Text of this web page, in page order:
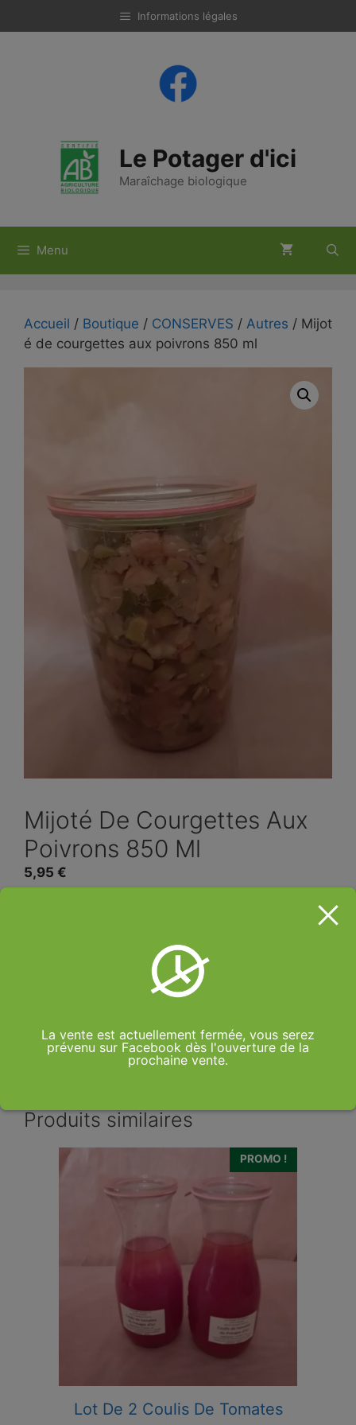
au
Informations légales
Le Potager d'ici
Maraîchage biologique
Menu
Accueil / Boutique / CONSERVES / Autres / Mijot
é de courgettes aux poivrons 850 ml
Mijoté De Courgettes Aux
Poivrons 850 Ml
5,95 €
Mijoté de courgettes aux poivrons issus de nos
+ 1€ de consigne pour le pot
Produits similaires
PROMO !
Lot De 2 Coulis De Tomates
La vente est actuellement fermée, vous serez
prévenu sur Facebook dès l'ouverture de la
prochaine vente.